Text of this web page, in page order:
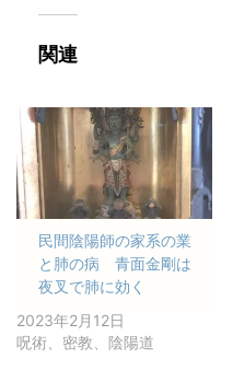
関連
民間陰陽師の家系の業
と肺の病 青面金剛は
夜叉で肺に効く
2023年2月12日
呪術、密教、陰陽道